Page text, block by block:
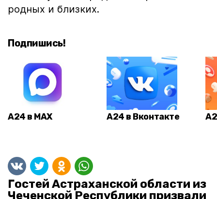
родных и близких.
Подпишись!
А24 в MAX А24 в Вконтакте
Гостей Астраханской области из
Чеченской Республики призвали